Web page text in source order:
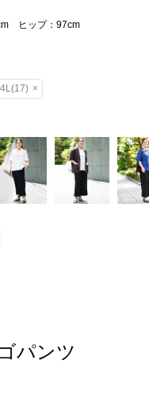
ヒップ：97cm
4L(17) ×
パンツ